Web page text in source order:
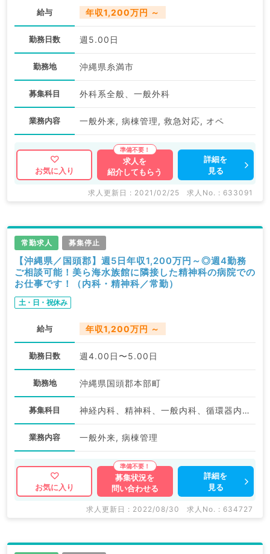
給与 年収1,200万円 ～
勤務日数 週5.00日
勤務地 沖縄県糸満市
募集科目 外科系全般、一般外科
業務内容 一般外来, 病棟管理, 救急対応, オペ
お気に入り
求人を
紹介してもらう
詳細を
見る
求人更新日 : 2021/02/25 求人No. : 633091
常勤求人 募集停止
【沖縄県／国頭郡】週5日年収1,200万円～◎週4勤務
ご相談可能！美ら海水族館に隣接した精神科の病院での
お仕事です！（内科・精神科／常勤）
土・日・祝休み
給与 年収1,200万円 ～
勤務日数 週4.00日〜5.00日
勤務地 沖縄県国頭郡本部町
募集科目 神経内科、精神科、一般内科、循環器内科、呼吸器内科、内分泌・代謝内科、腎臓内科、老年内科、血液内科、外科系全般、一般外科
業務内容 一般外来, 病棟管理
お気に入り
募集状況を
問い合わせる
詳細を
見る
求人更新日 : 2022/08/30 求人No. : 634727